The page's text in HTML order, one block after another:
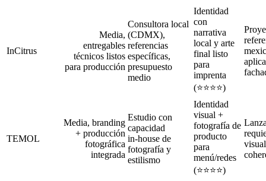
InCitrus
Media,
entregables
técnicos listos
para producción
Consultora local
(CDMX),
referencias
específicas,
presupuesto
medio
Identidad
con
narrativa
local y arte
final listo
para
imprenta
(⭐️⭐️⭐️⭐️)
TEMOL
Media, branding
+ producción
fotográfica
integrada
Estudio con
capacidad
in‑house de
fotografía y
estilismo
Identidad
visual +
fotografía de
producto
para
menú/redes
(⭐️⭐️⭐️⭐️)